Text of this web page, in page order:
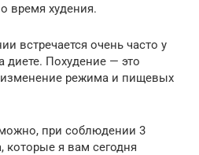
время худения.
встречается очень часто у
диете. Похудение — это
изменение режима и пищевых
при соблюдении 3
которые я вам сегодня